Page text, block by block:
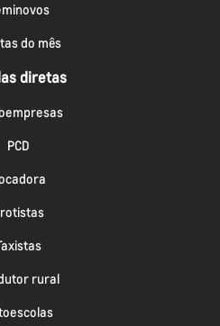
do mês
diretas
PCD
rural